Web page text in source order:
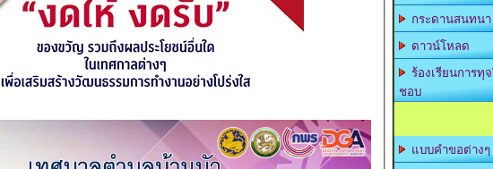
กระดานสนทนา
ดาวน์โหลด
ร้องเรียนการทุ
ชอบ
แบบคำขอต่างๆ